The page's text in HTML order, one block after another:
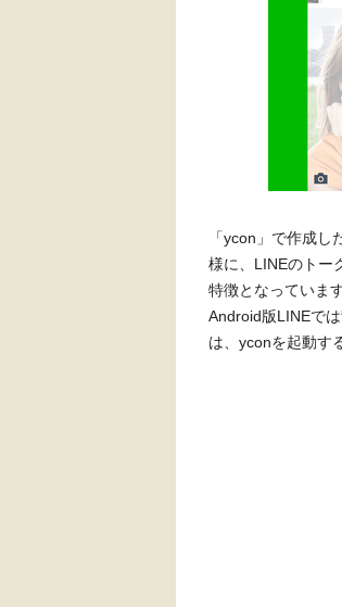
「ycon」で作成
様に、LINEのトー
特徴となっていま
Android版LINEで
は、yconを起動す